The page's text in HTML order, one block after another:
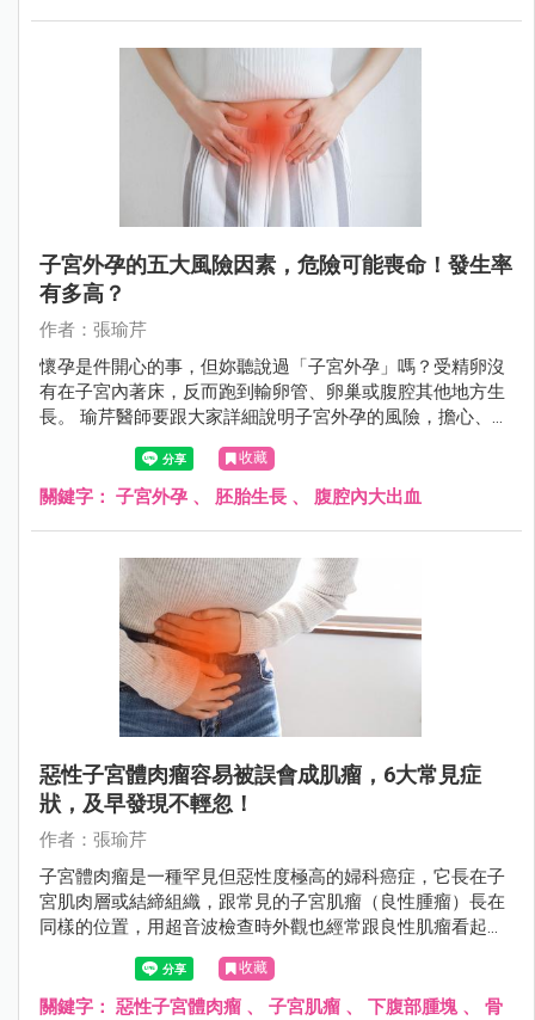
子宮外孕的五大風險因素，危險可能喪命！發生率
有多高？
作者：張瑜芹
懷孕是件開心的事，但妳聽說過「子宮外孕」嗎？受精卵沒
有在子宮內著床，反而跑到輸卵管、卵巢或腹腔其他地方生
長。 瑜芹醫師要跟大家詳細說明子宮外孕的風險，擔心、害
怕的下一步，是面對恐懼。
收藏
關鍵字： 子宮外孕 、 胚胎生長 、 腹腔內大出血
惡性子宮體肉瘤容易被誤會成肌瘤，6大常見症
狀，及早發現不輕忽！
作者：張瑜芹
子宮體肉瘤是一種罕見但惡性度極高的婦科癌症，它長在子
宮肌肉層或結締組織，跟常見的子宮肌瘤（良性腫瘤）長在
同樣的位置，用超音波檢查時外觀也經常跟良性肌瘤看起來
無異，所以非常容易被誤認為是「普通的肌瘤」。
收藏
關鍵字： 惡性子宮體肉瘤 、 子宮肌瘤 、 下腹部腫塊、 骨